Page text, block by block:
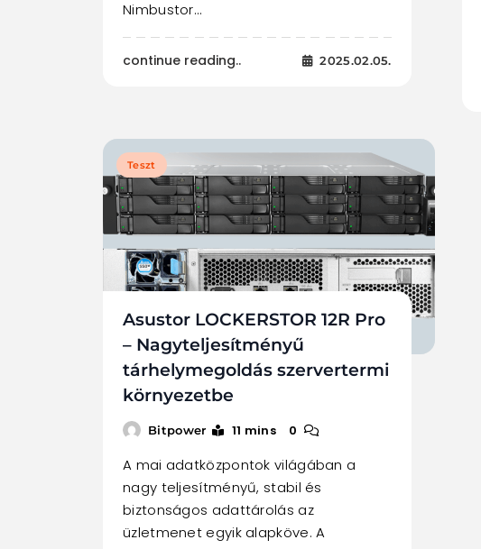
Nimbustor…
continue reading.. 2025.02.05.
Teszt
Asustor LOCKERSTOR 12R Pro
– Nagyteljesítményű
tárhelymegoldás szervertermi
környezetbe
Bitpower 11 mins 0
A mai adatközpontok világában a
nagy teljesítményű, stabil és
biztonságos adattárolás az
üzletmenet egyik alapköve. A